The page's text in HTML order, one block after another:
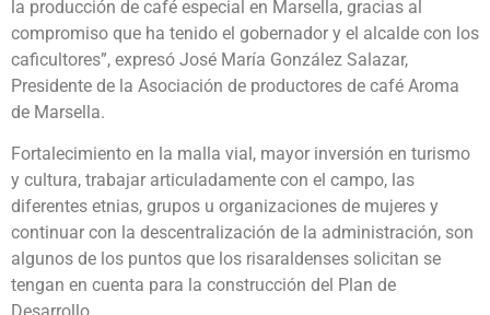
la producción de café especial en Marsella, gracias al
compromiso que ha tenido el gobernador y el alcalde con los
caficultores”, expresó José María González Salazar,
Presidente de la Asociación de productores de café Aroma
de Marsella.
Fortalecimiento en la malla vial, mayor inversión en turismo
y cultura, trabajar articuladamente con el campo, las
diferentes etnias, grupos u organizaciones de mujeres y
continuar con la descentralización de la administración, son
algunos de los puntos que los risaraldenses solicitan se
tengan en cuenta para la construcción del Plan de